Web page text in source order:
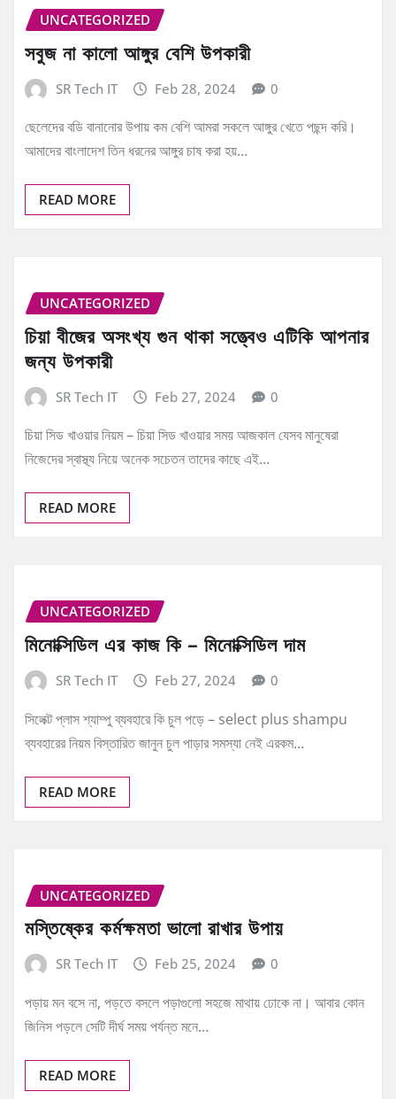
UNCATEGORIZED
সবুজ না কালো আঙ্গুর বেশি উপকারী
SR Tech IT Feb 28, 2024 0
ছেলেদের বডি বানানোর উপায় কম বেশি আমরা সকলে আঙ্গুর খেতে পছন্দ করি।
আমাদের বাংলাদেশ তিন ধরনের আঙ্গুর চাষ করা হয়…
READ MORE
UNCATEGORIZED
চিয়া বীজের অসংখ্য গুন থাকা সত্ত্বেও এটিকি আপনার
জন্য উপকারী
SR Tech IT Feb 27, 2024 0
চিয়া সিড খাওয়ার নিয়ম – চিয়া সিড খাওয়ার সময় আজকাল যেসব মানুষেরা
নিজেদের স্বাস্থ্য নিয়ে অনেক সচেতন তাদের কাছে এই…
READ MORE
UNCATEGORIZED
মিনোক্সিডিল এর কাজ কি – মিনোক্সিডিল দাম
SR Tech IT Feb 27, 2024 0
সিলেক্ট প্লাস শ্যাম্পু ব্যবহারে কি চুল পড়ে – select plus shampu
ব্যবহারের নিয়ম বিস্তারিত জানুন চুল পাড়ার সমস্যা নেই এরকম…
READ MORE
UNCATEGORIZED
মস্তিষ্কের কর্মক্ষমতা ভালো রাখার উপায়
SR Tech IT Feb 25, 2024 0
পড়ায় মন বসে না, পড়তে বসলে পড়াগুলো সহজে মাথায় ঢোকে না। আবার কোন
জিনিস পড়লে সেটি দীর্ঘ সময় পর্যন্ত মনে…
READ MORE